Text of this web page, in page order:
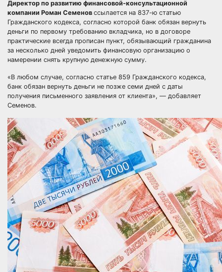
Директор по развитию финансовой-консультационной
компании Роман Семенов ссылается на 837-ю статью
Гражданского кодекса, согласно которой банк обязан вернуть
деньги по первому требованию вкладчика, но в договоре
практические всегда прописан пункт, обязывающий гражданина
за несколько дней уведомить финансовую организацию о
намерении снять крупную денежную сумму.
«В любом случае, согласно статье 859 Гражданского кодекса,
банк обязан вернуть деньги не позже семи дней с даты
получения письменного заявления от клиента», — добавляет
Семенов.